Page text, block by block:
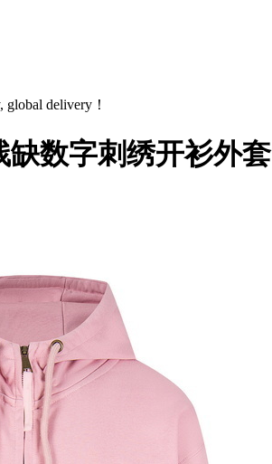
delivery！
数字刺绣开衫外套